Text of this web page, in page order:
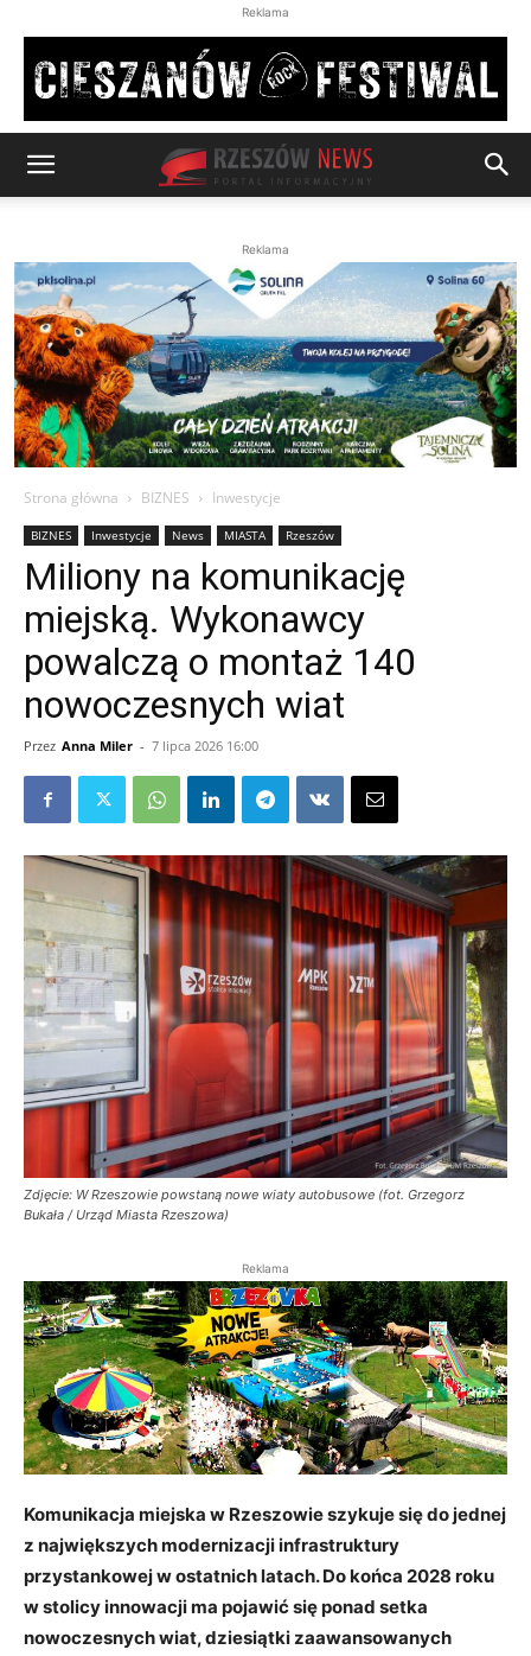
Reklama
Reklama
Strona główna BIZNES Inwestycje
BIZNES Inwestycje News MIASTA Rzeszów
Miliony na komunikację
miejską. Wykonawcy
powalczą o montaż 140
nowoczesnych wiat
Przez Anna Miler - 7 lipca 2026 16:00
Zdjęcie: W Rzeszowie powstaną nowe wiaty autobusowe (fot. Grzegorz
Bukała / Urząd Miasta Rzeszowa)
Reklama
Komunikacja miejska w Rzeszowie szykuje się do jednej
z największych modernizacji infrastruktury
przystankowej w ostatnich latach. Do końca 2028 roku
w stolicy innowacji ma pojawić się ponad setka
nowoczesnych wiat, dziesiątki zaawansowanych